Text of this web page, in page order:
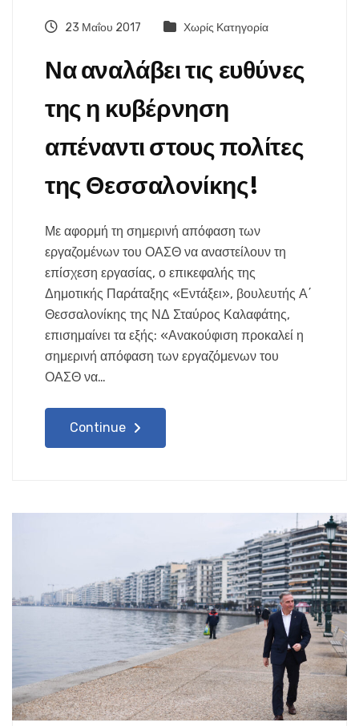
23 Μαΐου 2017 Χωρίς Κατηγορία
Να αναλάβει τις ευθύνες
της η κυβέρνηση
απέναντι στους πολίτες
της Θεσσαλονίκης!
Με αφορμή τη σημερινή απόφαση των
εργαζομένων του ΟΑΣΘ να αναστείλουν τη
επίσχεση εργασίας, ο επικεφαλής της
Δημοτικής Παράταξης «Εντάξει», βουλευτής Α΄
Θεσσαλονίκης της ΝΔ Σταύρος Καλαφάτης,
επισημαίνει τα εξής: «Ανακούφιση προκαλεί η
σημερινή απόφαση των εργαζόμενων του
ΟΑΣΘ να…
Continue